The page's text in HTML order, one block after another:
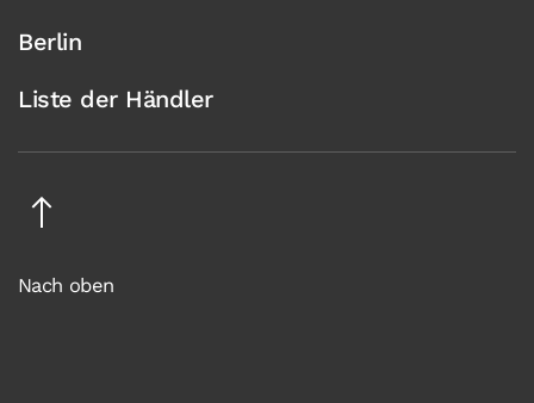
Berlin
Liste der Händler
Nach oben